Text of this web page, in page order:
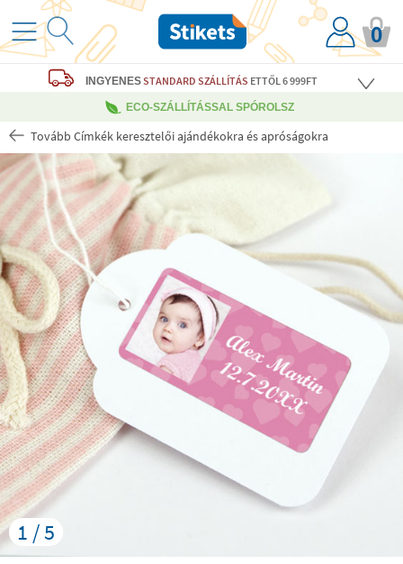
0
INGYENESSTANDARD SZÁLLÍTÁS ETTŐL 6 999FT
ECO-SZÁLLÍTÁSSAL SPÓROLSZ
Tovább Címkék keresztelői ajándékokra és apróságokra
1 / 5